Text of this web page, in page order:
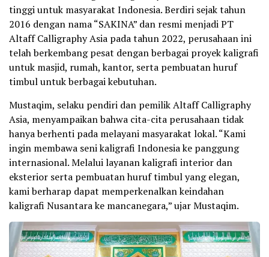
tinggi untuk masyarakat Indonesia. Berdiri sejak tahun
2016 dengan nama “SAKINA” dan resmi menjadi PT
Altaff Calligraphy Asia pada tahun 2022, perusahaan ini
telah berkembang pesat dengan berbagai proyek kaligrafi
untuk masjid, rumah, kantor, serta pembuatan huruf
timbul untuk berbagai kebutuhan.
Mustaqim, selaku pendiri dan pemilik Altaff Calligraphy
Asia, menyampaikan bahwa cita-cita perusahaan tidak
hanya berhenti pada melayani masyarakat lokal. “Kami
ingin membawa seni kaligrafi Indonesia ke panggung
internasional. Melalui layanan kaligrafi interior dan
eksterior serta pembuatan huruf timbul yang elegan,
kami berharap dapat memperkenalkan keindahan
kaligrafi Nusantara ke mancanegara,” ujar Mustaqim.